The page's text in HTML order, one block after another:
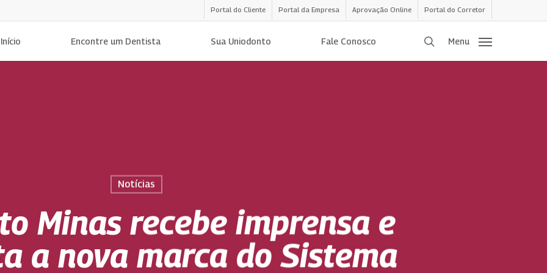
Portal do Cliente Portal da Empresa Aprovação Online Portal do Corretor
Início Encontre um Dentista Sua Uniodonto Fale Conosco procurar
Menu
Notícias
Minas recebe imprensa e
a nova marca do Sistema